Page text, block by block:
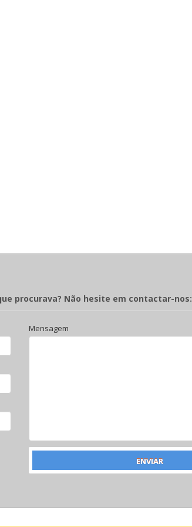
procurava? Não hesite em contactar-nos:
Mensagem